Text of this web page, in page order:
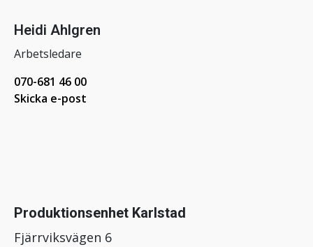
Heidi Ahlgren
Arbetsledare
070-681 46 00
Skicka e-post
Produktionsenhet Karlstad
Fjärrviksvägen 6